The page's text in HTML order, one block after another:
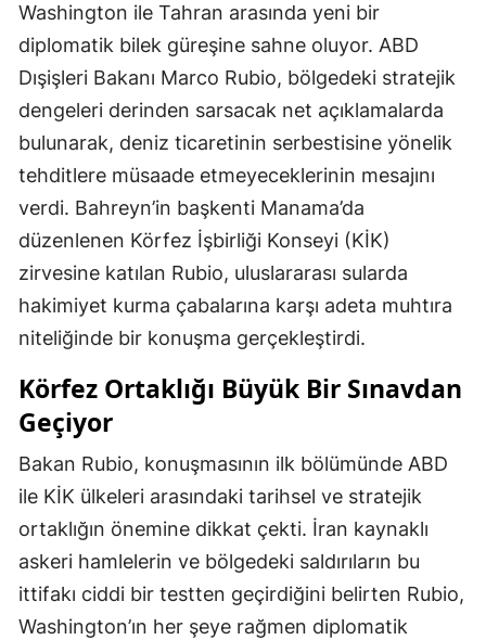
Washington ile Tahran arasında yeni bir
diplomatik bilek güreşine sahne oluyor. ABD
Dışişleri Bakanı Marco Rubio, bölgedeki stratejik
dengeleri derinden sarsacak net açıklamalarda
bulunarak, deniz ticaretinin serbestisine yönelik
tehditlere müsaade etmeyeceklerinin mesajını
verdi. Bahreyn’in başkenti Manama’da
düzenlenen Körfez İşbirliği Konseyi (KİK)
zirvesine katılan Rubio, uluslararası sularda
hakimiyet kurma çabalarına karşı adeta muhtıra
niteliğinde bir konuşma gerçekleştirdi.
Körfez Ortaklığı Büyük Bir Sınavdan
Geçiyor
Bakan Rubio, konuşmasının ilk bölümünde ABD
ile KİK ülkeleri arasındaki tarihsel ve stratejik
ortaklığın önemine dikkat çekti. İran kaynaklı
askeri hamlelerin ve bölgedeki saldırıların bu
ittifakı ciddi bir testten geçirdiğini belirten Rubio,
Washington’ın her şeye rağmen diplomatik